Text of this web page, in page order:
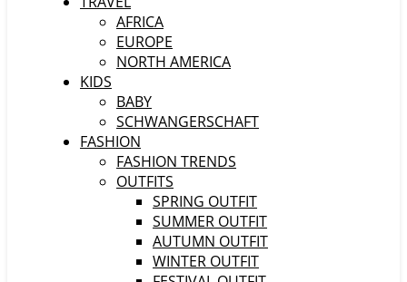
AFRICA
EUROPE
NORTH AMERICA
KIDS
BABY
SCHWANGERSCHAFT
FASHION
FASHION TRENDS
OUTFITS
SPRING OUTFIT
SUMMER OUTFIT
AUTUMN OUTFIT
WINTER OUTFIT